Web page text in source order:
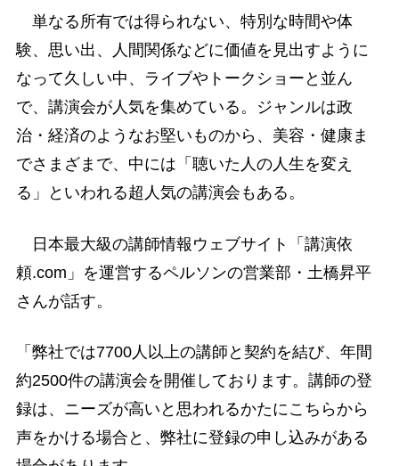
単なる所有では得られない、特別な時間や体
験、思い出、人間関係などに価値を見出すように
なって久しい中、ライブやトークショーと並ん
で、講演会が人気を集めている。ジャンルは政
治・経済のようなお堅いものから、美容・健康ま
でさまざまで、中には「聴いた人の人生を変え
る」といわれる超人気の講演会もある。
日本最大級の講師情報ウェブサイト「講演依
頼.com」を運営するペルソンの営業部・土橋昇平
さんが話す。
「弊社では7700人以上の講師と契約を結び、年間
約2500件の講演会を開催しております。講師の登
録は、ニーズが高いと思われるかたにこちらから
声をかける場合と、弊社に登録の申し込みがある